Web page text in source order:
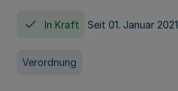
In Kraft Seit 01. Januar 2021
Verordnung